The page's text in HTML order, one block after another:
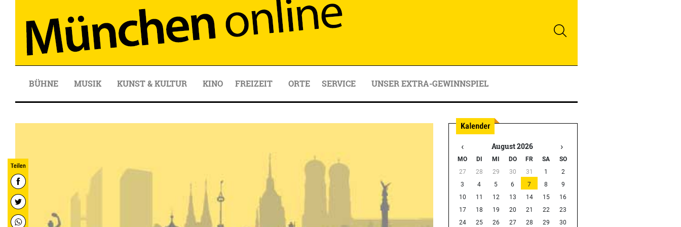
BÜHNE MUSIK KUNST & KULTUR KINO FREIZEIT ORTE SERVICE UNSER EXTRA-GEWINNSPIEL
‹ August 2026 ›
MO DI MI DO FR SA
SO
27
28 29 30 31 1
2
3
4 5 6 7 8
9
10
11 12 13 14 15
16
17
18 19 20 21 22
23
24
25 26 27 28 29 30